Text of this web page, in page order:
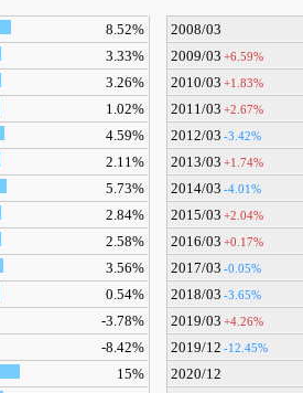
8.52%
3.33%
3.26%
1.02%
4.59%
2.11%
5.73%
2.84%
2.58%
3.56%
0.54%
-3.78%
-8.42%
15%
2008/03
2009/03 +6.59%
2010/03 +1.83%
2011/03 +2.67%
2012/03 -3.42%
2013/03 +1.74%
2014/03 -4.01%
2015/03 +2.04%
2016/03 +0.17%
2017/03 -0.05%
2018/03 -3.65%
2019/03 +4.26%
2019/12 -12.45%
2020/12